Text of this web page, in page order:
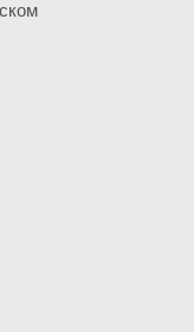
и получи